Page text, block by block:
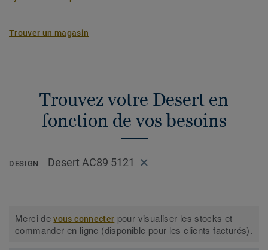
Trouver un magasin
Trouvez votre Desert en
fonction de vos besoins
DESIGN Desert AC89 5121
Merci devous connecter pour visualiser les stocks et
commander en ligne (disponible pour les clients facturés).